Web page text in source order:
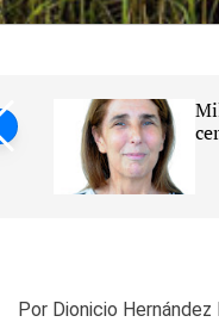
Por Dionicio Hernández